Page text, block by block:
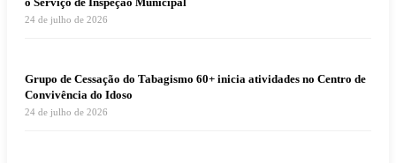
24 de julho de 2026
Grupo de Cessação do Tabagismo 60+ inicia atividades no Centro de
Convivência do Idoso
24 de julho de 2026